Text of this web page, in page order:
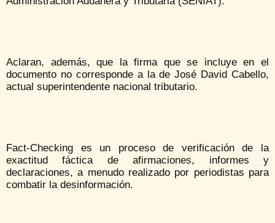
Aclaran, además, que la firma que se incluye en el
documento no corresponde a la de José David Cabello,
actual superintendente nacional tributario.
Fact-Checking es un proceso de verificación de la
exactitud fáctica de afirmaciones, informes y
declaraciones, a menudo realizado por periodistas para
combatir la desinformación.